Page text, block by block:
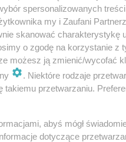
spersonalizowanych
my i Zaufani
skanować charakterystykę
o zgodę na korzystanie z
możesz ją zmienić/wycofać
. Niektóre rodzaje
przetwarzaniu.
abyś mógł
dotyczące